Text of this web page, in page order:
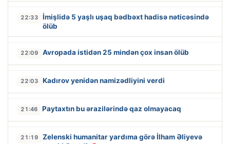
22:33
İmişlidə 5 yaşlı uşaq bədbəxt hadisə nəticəsində
ölüb
22:09 Avropada istidən 25 mindən çox insan ölüb
22:03 Kadırov yenidən namizədliyini verdi
21:46 Paytaxtın bu ərazilərində qaz olmayacaq
21:19
Zelenski humanitar yardıma görə İlham Əliyevə